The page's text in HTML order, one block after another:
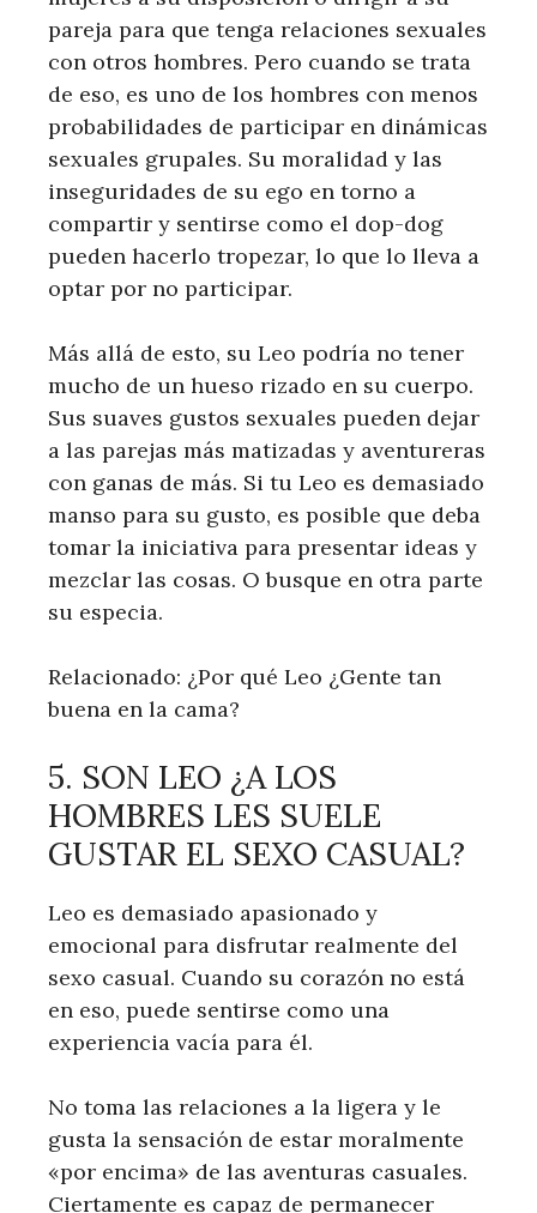
pareja para que tenga relaciones sexuales
con otros hombres. Pero cuando se trata
de eso, es uno de los hombres con menos
probabilidades de participar en dinámicas
sexuales grupales. Su moralidad y las
inseguridades de su ego en torno a
compartir y sentirse como el dop-dog
pueden hacerlo tropezar, lo que lo lleva a
optar por no participar.
Más allá de esto, su Leo podría no tener
mucho de un hueso rizado en su cuerpo.
Sus suaves gustos sexuales pueden dejar
a las parejas más matizadas y aventureras
con ganas de más. Si tu Leo es demasiado
manso para su gusto, es posible que deba
tomar la iniciativa para presentar ideas y
mezclar las cosas. O busque en otra parte
su especia.
Relacionado: ¿Por qué Leo ¿Gente tan
buena en la cama?
5. SON LEO ¿A LOS
HOMBRES LES SUELE
GUSTAR EL SEXO CASUAL?
Leo es demasiado apasionado y
emocional para disfrutar realmente del
sexo casual. Cuando su corazón no está
en eso, puede sentirse como una
experiencia vacía para él.
No toma las relaciones a la ligera y le
gusta la sensación de estar moralmente
«por encima» de las aventuras casuales.
Ciertamente es capaz de permanecer